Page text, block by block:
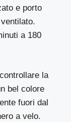
e porto
a 180
la
bel colore
fuori dal
a velo.